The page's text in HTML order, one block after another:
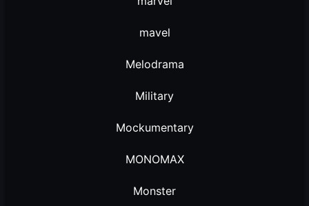
mavel
Melodrama
Military
Mockumentary
MONOMAX
Monster